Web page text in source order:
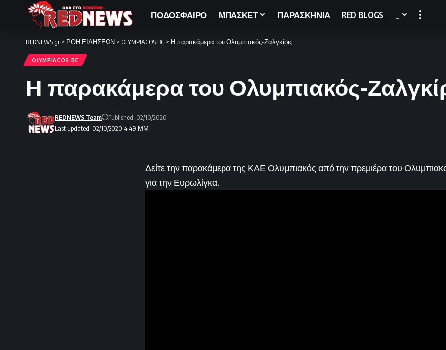
ΠΟΔΟΣΦΑΙΡΟ ΜΠΑΣΚΕΤ ΠΑΡΑΣΚΗΝΙΑ RED BLOGS
REDNEWS.gr > ΡΟΗ ΕΙΔΗΣΕΩΝ > OLYMPIACOS BC > Η παρακάμερα του Ολυμπιακός-Ζαλγκίρις
OLYMPIACOS BC
Η παρακάμερα του Ολυμπιακός-
Last updated: 02/10/2020 4:49 ΜΜ
REDNEWS Team Published: 02/10/2020
Δείτε την παρακάμερα της ΚΑΕ Ολυμπιακός από την πρεμιέρα του
για την Ευρωλίγκα.